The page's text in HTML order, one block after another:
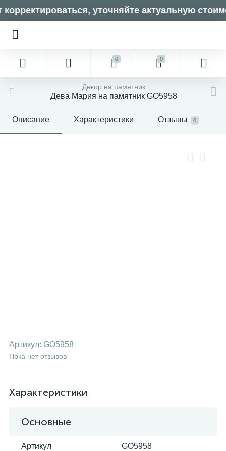
уточняйте актуальную
0 0
Декор на памятник
Дева Мария на памятник GO5958
Описание Характеристики Отзывы 0
Артикул: GO5958
Пока нет отзывов
Характеристики
Основные
Артикул GO5958